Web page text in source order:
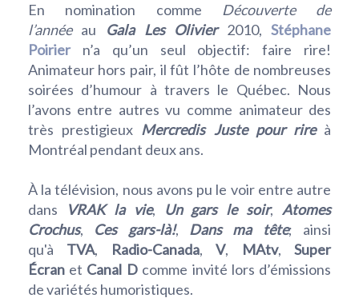
En nomination comme Découverte de
l’année au Gala Les Olivier2010,Stéphane
Poiriern’a qu’un seul objectif: faire rire!
Animateur hors pair, il fût l’hôte de nombreuses
soirées d’humour à travers le Québec. Nous
l’avons entre autres vu comme animateur des
très prestigieux Mercredis Juste pour rireà
Montréal pendant deux ans.
À la télévision, nous avons pu le voir entre autre
dans
VRAK la vie, Un gars le soir,Atomes
Crochus, Ces gars-là!, Dans ma tête; ainsi
qu'à TVA, Radio-Canada,V, MAtv,Super
Écran et Canal D comme invité lors d’émissions
de variétés humoristiques.